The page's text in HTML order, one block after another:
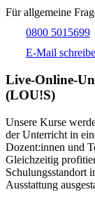
Für allgemeine
0800 5015699
E-Mail
Live-​Online-
(LOU!S)
Unsere Kurse
der Unterricht in
Dozent:innen und
Gleichzeitig
Schulungsstandort
Ausstattung